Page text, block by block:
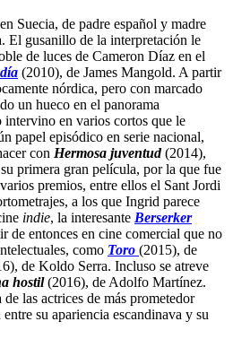
Suecia, de padre español y madre
El gusanillo de la interpretación le
de luces de Cameron Díaz en el
(2010), de James Mangold. A partir
nórdica, pero con marcado
un hueco en el panorama
en varios cortos que le
papel episódico en serie nacional,
con Hermosa juventud(2014),
primera gran película, por la que fue
premios, entre ellos el Sant Jordi
a los que Ingrid parece
indie, la interesante Berserker
de entonces en cine comercial que no
como Toro (2015), de
de Koldo Serra. Incluso se atreve
hostil(2016), de Adolfo Martínez.
las actrices de más prometedor
su apariencia escandinava y su